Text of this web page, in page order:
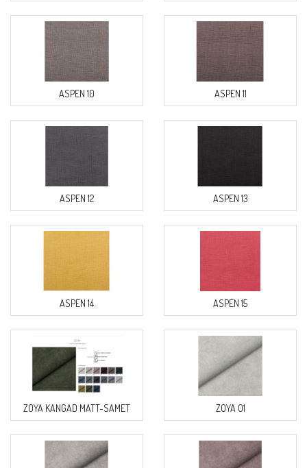
ASPEN 10 ASPEN 11
ASPEN 12 ASPEN 13
ASPEN 14 ASPEN 15
ZOYA KANGAD MATT-SAMET ZOYA 01